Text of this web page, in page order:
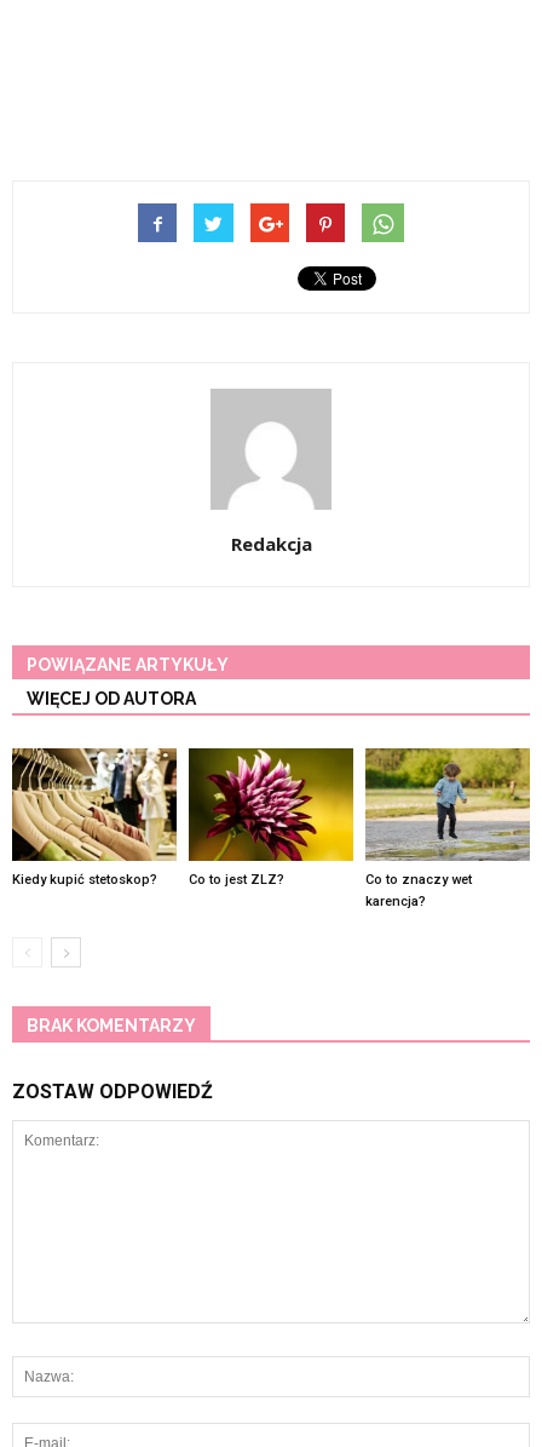
Redakcja
POWIĄZANE ARTYKUŁY
WIĘCEJ OD AUTORA
Kiedy kupić stetoskop? Co to jest ZLZ?
Co to znaczy wet
karencja?
BRAK KOMENTARZY
ZOSTAW ODPOWIEDŹ